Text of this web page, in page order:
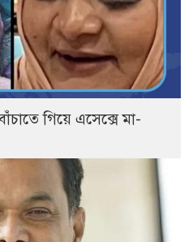
গিয়ে এসেক্সে মা-